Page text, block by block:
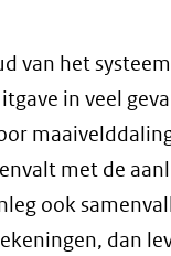
van het
in veel
met de
ook
dan